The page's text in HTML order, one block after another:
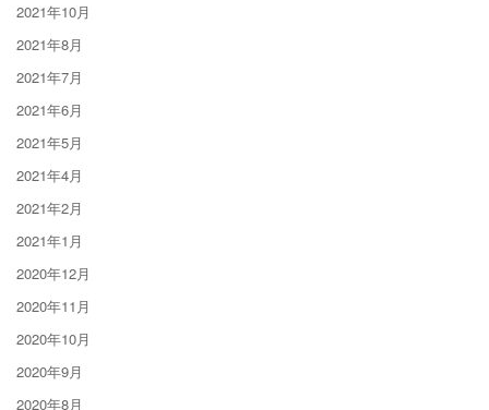
2021年10月
2021年8月
2021年7月
2021年6月
2021年5月
2021年4月
2021年2月
2021年1月
2020年12月
2020年11月
2020年10月
2020年9月
2020年8月